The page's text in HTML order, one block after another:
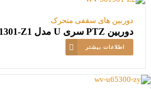
دوربین های سقفی متحرک
دوربین PTZ سری U مدل WV-U61301-Z1
اطلاعات بیشتر